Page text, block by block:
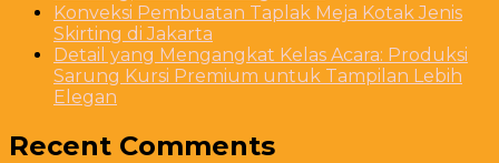
Konveksi Pembuatan Taplak Meja Kotak Jenis
Skirting di Jakarta
Detail yang Mengangkat Kelas Acara: Produksi
Sarung Kursi Premium untuk Tampilan Lebih
Elegan
Recent Comments